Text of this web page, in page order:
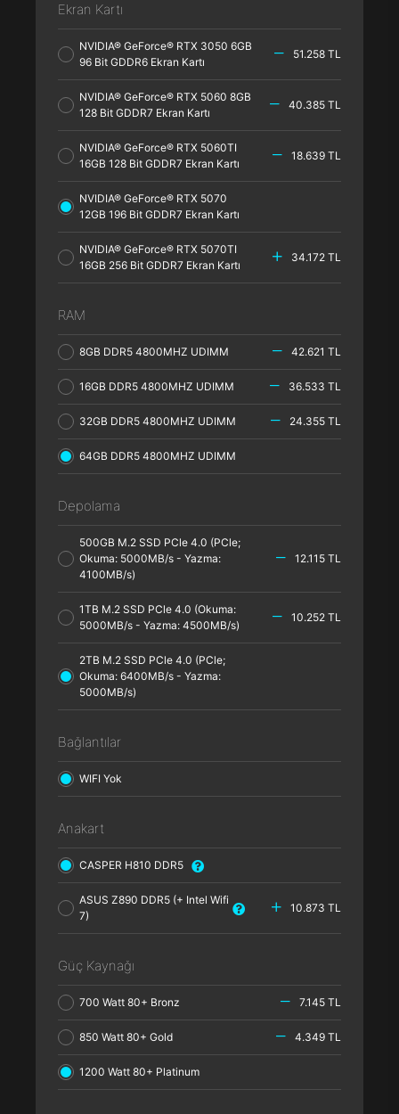
Ekran Kartı
NVIDIA® GeForce® RTX 3050 6GB
96 Bit GDDR6 Ekran Kartı
51.258 TL
NVIDIA® GeForce® RTX 5060 8GB
128 Bit GDDR7 Ekran Kartı
40.385 TL
NVIDIA® GeForce® RTX 5060TI
16GB 128 Bit GDDR7 Ekran Kartı
18.639 TL
NVIDIA® GeForce® RTX 5070
12GB 196 Bit GDDR7 Ekran Kartı
NVIDIA® GeForce® RTX 5070TI
16GB 256 Bit GDDR7 Ekran Kartı
34.172 TL
RAM
8GB DDR5 4800MHZ UDIMM 42.621 TL
16GB DDR5 4800MHZ UDIMM 36.533 TL
32GB DDR5 4800MHZ UDIMM 24.355 TL
64GB DDR5 4800MHZ UDIMM
Depolama
500GB M.2 SSD PCle 4.0 (PCle;
Okuma: 5000MB/s - Yazma:
4100MB/s)
12.115 TL
1TB M.2 SSD PCle 4.0 (Okuma:
5000MB/s - Yazma: 4500MB/s)
10.252 TL
2TB M.2 SSD PCle 4.0 (PCle;
Okuma: 6400MB/s - Yazma:
5000MB/s)
Bağlantılar
WIFI Yok
Anakart
CASPER H810 DDR5
ASUS Z890 DDR5 (+ Intel Wifi
7)
10.873 TL
Güç Kaynağı
700 Watt 80+ Bronz 7.145 TL
850 Watt 80+ Gold 4.349 TL
1200 Watt 80+ Platinum